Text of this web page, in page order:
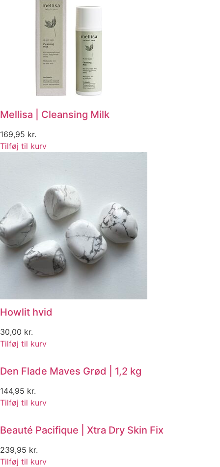
Mellisa | Cleansing Milk
169,95 kr.
Tilføj til kurv
Howlit hvid
30,00 kr.
Tilføj til kurv
Den Flade Maves Grød | 1,2 kg
144,95 kr.
Tilføj til kurv
Beauté Pacifique | Xtra Dry Skin Fix
239,95 kr.
Tilføj til kurv